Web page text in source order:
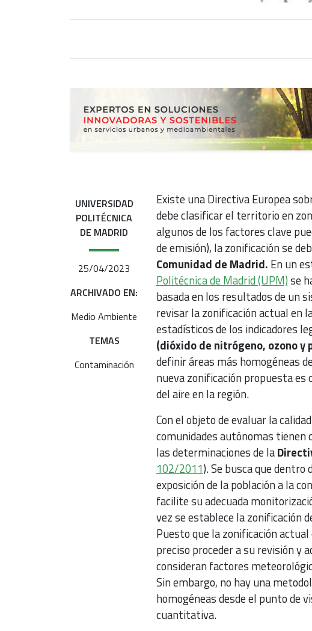
UNIVERSIDAD
POLITÉCNICA
DE MADRID
25/04/2023
ARCHIVADO EN:
Medio Ambiente
TEMAS
Contaminación
Existe una Directiva Europea
debe clasificar el territorio en
algunos de los factores clave
de emisión), la zonificación se
Comunidad de Madrid. En un
Politécnica de Madrid (UPM)se
basada en los resultados de un
revisar la zonificación actual en
estadísticos de los indicadores
(dióxido de nitrógeno, ozono y
definir áreas más homogéneas
nueva zonificación propuesta es
del aire en la región.
Con el objeto de evaluar la
comunidades autónomas tienen
las determinaciones de la
102/2011). Se busca que dentro
exposición de la población a la
facilite su adecuada
vez se establece la zonificación
Puesto que la zonificación actual
preciso proceder a su revisión y
consideran factores
Sin embargo, no hay una
homogéneas desde el punto de
cuantitativa.